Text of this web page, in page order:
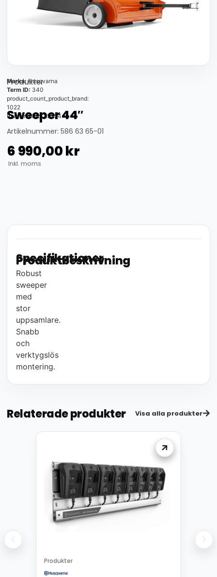
Produkter
Marka: Husqvarna
Term ID: 340
product_count_product_brand:
1022
thumbnail_id: 25324
Sweeper 44″
Artikelnummer: 586 63 65-01
6 990,00kr
Inkl. moms
Produktbeskrivning
Robust
sweeper
med
stor
uppsamlare.
Snabb
och
verktygslös
montering.
Specifikationer
Relaterade produkter Visa alla produkter
Produkter